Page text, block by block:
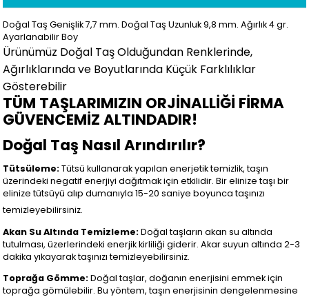
Doğal Taş Genişlik 7,7 mm. Doğal Taş Uzunluk 9,8 mm. Ağırlık 4gr.
Ayarlanabilir Boy
Ürünümüz Doğal Taş Olduğundan Renklerinde,
Ağırlıklarında ve Boyutlarında Küçük Farklılıklar
Gösterebilir
TÜM TAŞLARIMIZIN ORJİNALLİĞİ FİRMA
GÜVENCEMİZ ALTINDADIR!
Doğal Taş Nasıl Arındırılır?
Tütsüleme:Tütsü kullanarak yapılan enerjetik temizlik, taşın
üzerindeki negatif enerjiyi dağıtmak için etkilidir. Bir elinize taşı bir
elinize tütsüyü alıp dumanıyla 15-20 saniye boyunca taşınızı
temizleyebilirsiniz.
Akan Su Altında Temizleme:Doğal taşların akan su altında
tutulması, üzerlerindeki enerjik kirliliği giderir. Akar suyun altında 2-3
dakika yıkayarak taşınızı temizleyebilirsiniz.
Toprağa Gömme:Doğal taşlar, doğanın enerjisini emmek için
toprağa gömülebilir. Bu yöntem, taşın enerjisinin dengelenmesine